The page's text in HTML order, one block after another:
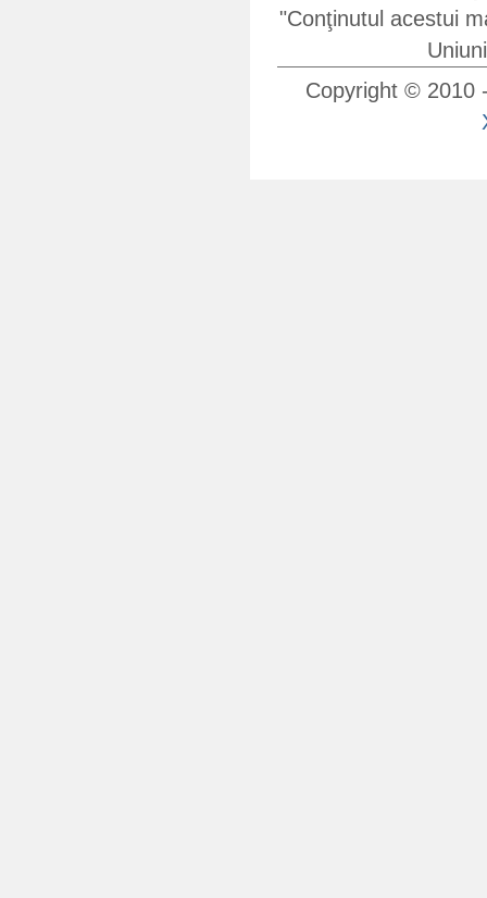
"Conţinutul acestui
Copyright © 2010